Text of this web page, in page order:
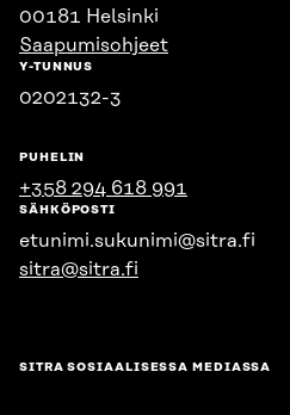
00181 Helsinki
Saapumisohjeet
Y-TUNNUS
0202132-3
PUHELIN
+358 294 618 991
SÄHKÖPOSTI
etunimi.sukunimi@sitra.fi
sitra@sitra.fi
SITRA SOSIAALISESSA MEDIASSA